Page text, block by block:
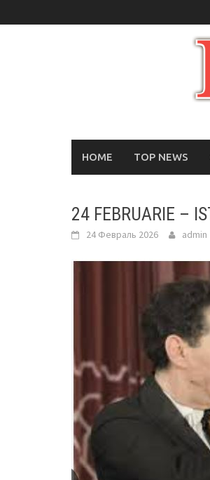
to
HOME TOP NEWS
24 FEBRUARIE –
24 Февраль 2026 admin